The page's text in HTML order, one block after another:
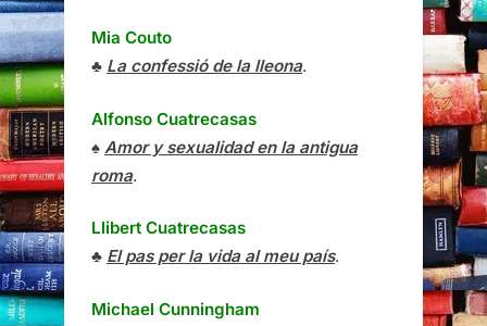
Mia Couto
♣ La confessió de la lleona.
Alfonso Cuatrecasas
♠ Amor y sexualidad en la antigua
roma.
Llibert Cuatrecasas
♣ El pas per la vida al meu país.
Michael Cunningham